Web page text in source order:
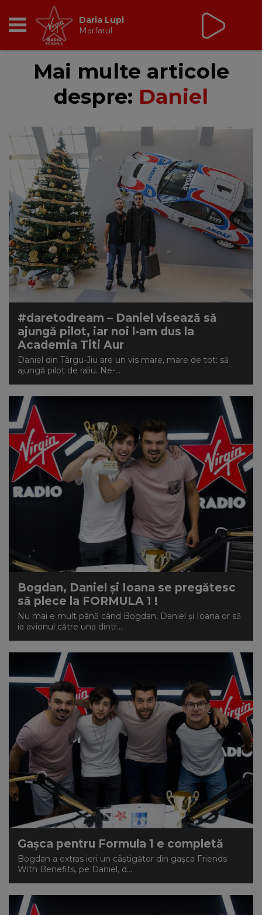
RADIO
BREAKFAST
TIC TALK
CÂȘTIGĂ
HOT 30
DANCEFLOOR CHART
RADIO ACADEMY
NEWS
CONTUL MEU
Daria Lupi
Marfarul
Mai multe articole
despre: Daniel
#daretodream – Daniel visează să
ajungă pilot, iar noi l-am dus la
Academia Titi Aur
Daniel din Târgu-Jiu are un vis mare, mare de tot: să
ajungă pilot de raliu. Ne-...
Bogdan, Daniel și Ioana se pregătesc
să plece la FORMULA 1 !
Nu mai e mult până când Bogdan, Daniel și Ioana or să
ia avionul către una dintr...
Gaşca pentru Formula 1 e completă
Bogdan a extras ieri un câştigător din gaşca Friends
With Benefits, pe Daniel, d...